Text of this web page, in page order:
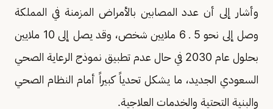
وأشار إلى أن عدد المصابين بالأمراض المزمنة في المملكة
وصل إلى نحو 5 ـ 6 ملايين شخص، وقد يصل إلى 10 ملايين
بحلول عام 2030 في حال عدم تطبيق نموذج الرعاية الصحي
السعودي الجديد، ما يشكل تحدياً كبيراً أمام النظام الصحي
والبنية التحتية والخدمات العلاجية.